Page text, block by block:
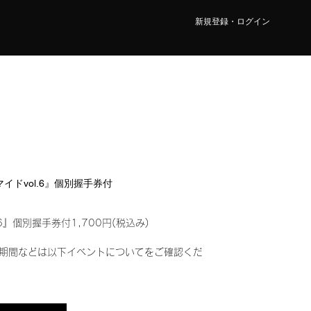
新規登録・ログイン
イドvol.6』個別握手券付
』個別握手券付1,700円(税込み)
間などは以下イベントについてをご確認くだ